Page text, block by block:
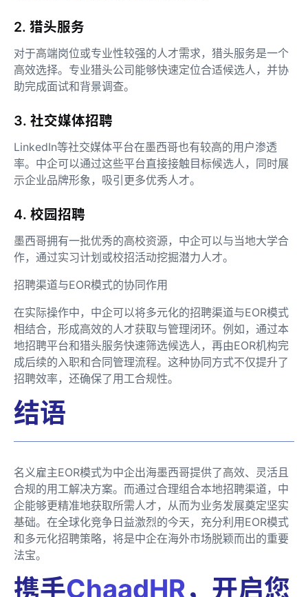
2. 猎头服务
对于高端岗位或专业性较强的人才需求，猎头服务是一个
高效选择。专业猎头公司能够快速定位合适候选人，并协
助完成面试和背景调查。
3. 社交媒体招聘
LinkedIn等社交媒体平台在墨西哥也有较高的用户渗透
率。中企可以通过这些平台直接接触目标候选人，同时展
示企业品牌形象，吸引更多优秀人才。
4. 校园招聘
墨西哥拥有一批优秀的高校资源，中企可以与当地大学合
作，通过实习计划或校招活动挖掘潜力人才。
招聘渠道与EOR模式的协同作用
在实际操作中，中企可以将多元化的招聘渠道与EOR模式
相结合，形成高效的人才获取与管理闭环。例如，通过本
地招聘平台和猎头服务快速筛选候选人，再由EOR机构完
成后续的入职和合同管理流程。这种协同方式不仅提升了
招聘效率，还确保了用工合规性。
结语
名义雇主EOR模式为中企出海墨西哥提供了高效、灵活且
合规的用工解决方案。而通过合理组合本地招聘渠道，中
企能够更精准地获取所需人才，从而为业务发展奠定坚实
基础。在全球化竞争日益激烈的今天，充分利用EOR模式
和多元化招聘策略，将是中企在海外市场脱颖而出的重要
法宝。
携手ChaadHR，开启您